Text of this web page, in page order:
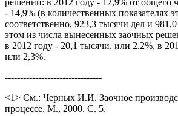
- 14,9% (в количественных показателях
соответственно, 923,3 тысячи дел и
этом из числа вынесенных заочных
в 2012 году - 20,1 тысячи, или 2,2%, в
или 2,3%.
--------------------------------
<1> См.: Черных И.И. Заочное
процессе. М., 2000. С. 5.